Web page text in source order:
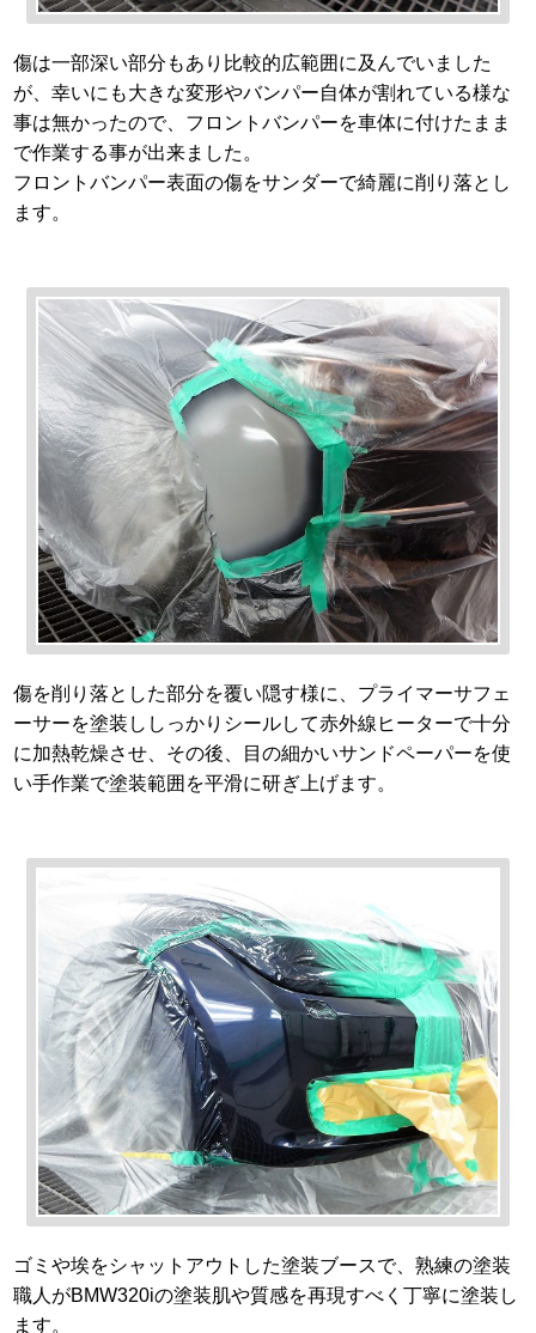
傷は一部深い部分もあり比較的広範囲に及んでいました
が、幸いにも大きな変形やバンパー自体が割れている様な
事は無かったので、フロントバンパーを車体に付けたまま
で作業する事が出来ました。
フロントバンパー表面の傷をサンダーで綺麗に削り落とし
ます。
傷を削り落とした部分を覆い隠す様に、プライマーサフェ
ーサーを塗装ししっかりシールして赤外線ヒーターで十分
に加熱乾燥させ、その後、目の細かいサンドペーパーを使
い手作業で塗装範囲を平滑に研ぎ上げます。
ゴミや埃をシャットアウトした塗装ブースで、熟練の塗装
職人がBMW320iの塗装肌や質感を再現すべく丁寧に塗装し
ます。